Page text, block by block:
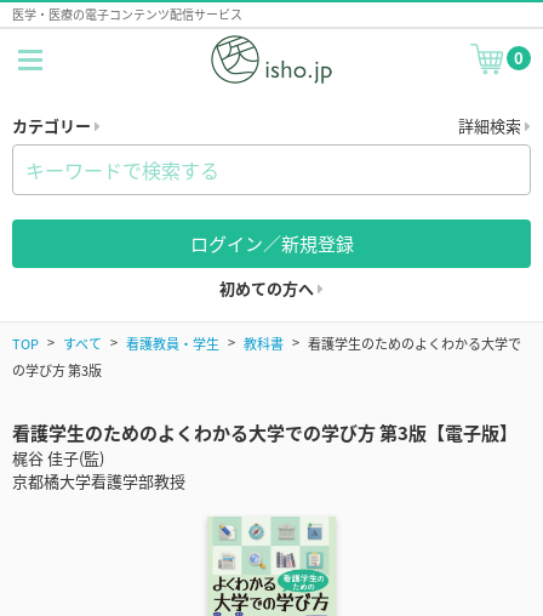
医学・医療の電子コンテンツ配信サービス
0
カテゴリー 詳細検索
ログイン／新規登録
初めての方へ
TOP すべて 看護教員・学生 教科書
看護学生のためのよくわかる大学で
の学び方 第3版
看護学生のためのよくわかる大学での学び方 第3版【電子版】
梶谷 佳子(監)
京都橘大学看護学部教授